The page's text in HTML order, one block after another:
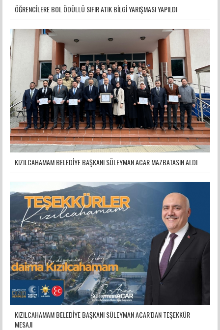
ÖĞRENCİLERE BOL ÖDÜLLÜ SIFIR ATIK BİLGİ YARIŞMASI YAPILDI
KIZILCAHAMAM BELEDİYE BAŞKANI SÜLEYMAN ACAR MAZBATASIN ALDI
KIZILCAHAMAM BELEDİYE BAŞKANI SÜLEYMAN ACAR'DAN TEŞEKKÜR
MESAJI